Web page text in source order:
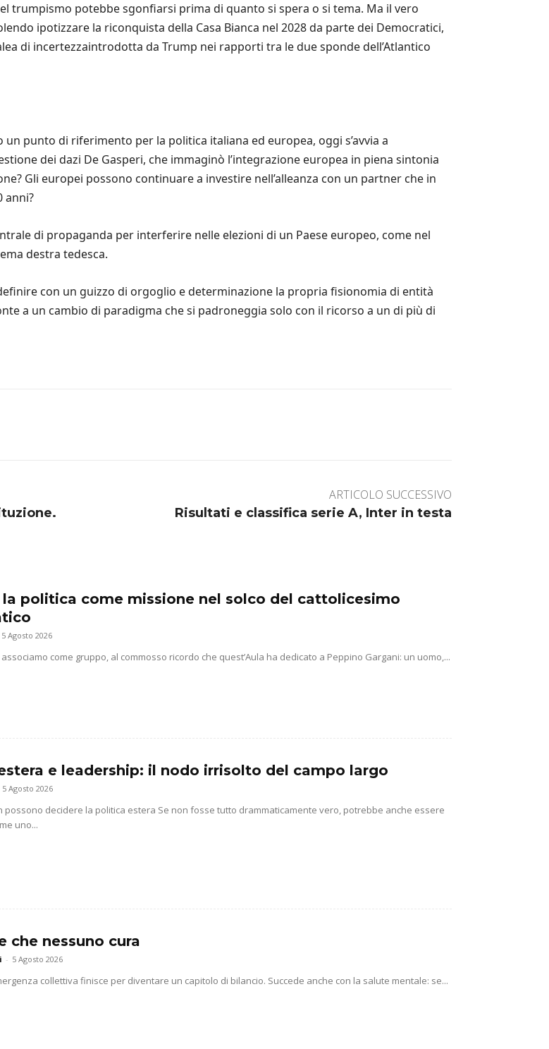
trumpismo potebbe sgonfiarsi prima di quanto si spera o si tema. Ma il vero
ipotizzare la riconquista della Casa Bianca nel 2028 da parte dei Democratici,
di incertezzaintrodotta da Trump nei rapporti tra le due sponde dell’Atlantico
punto di riferimento per la politica italiana ed europea, oggi s’avvia a
dei dazi De Gasperi, che immaginò l’integrazione europea in piena sintonia
Gli europei possono continuare a investire nell’alleanza con un partner che in
anni?
di propaganda per interferire nelle elezioni di un Paese europeo, come nel
destra tedesca.
con un guizzo di orgoglio e determinazione la propria fisionomia di entità
a un cambio di paradigma che si padroneggia solo con il ricorso a un di più di
ARTICOLO SUCCESSIVO
Risultati e classifica serie A, Inter in testa
la politica come missione nel solco del cattolicesimo
5 Agosto 2026
come gruppo, al commosso ricordo che quest’Aula ha dedicato a Peppino Gargani: un uomo,...
e leadership: il nodo irrisolto del campo largo
5 Agosto 2026
possono decidere la politica estera Se non fosse tutto drammaticamente vero, potrebbe anche essere
uno...
che nessuno cura
- 5 Agosto 2026
collettiva finisce per diventare un capitolo di bilancio. Succede anche con la salute mentale: se...